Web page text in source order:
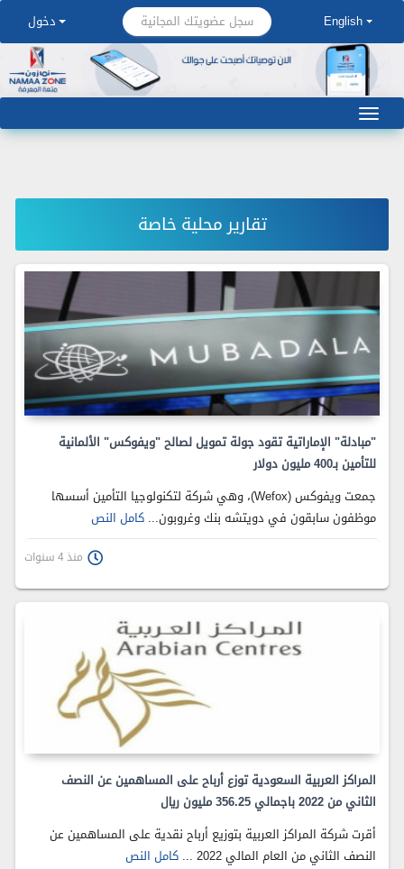
English سجل عضويتك المجانية دخول
تقارير محلية خاصة
"مبادلة" الإماراتية تقود جولة تمويل لصالح "ويفوكس" الألمانية
للتأمين بـ400 مليون دولار
جمعت ويفوكس (Wefox)، وهي شركة لتكنولوجيا التأمين أسسها
موظفون سابقون في دويتشه بنك وغروبون...كامل النص
منذ 4 سنوات
المراكز العربية السعودية توزع أرباح على المساهمين عن النصف
الثاني من 2022 باجمالي 356.25 مليون ريال
أقرت شركة المراكز العربية بتوزيع أرباح نقدية على المساهمين عن
النصف الثاني من العام المالي 2022 ...
كامل النص